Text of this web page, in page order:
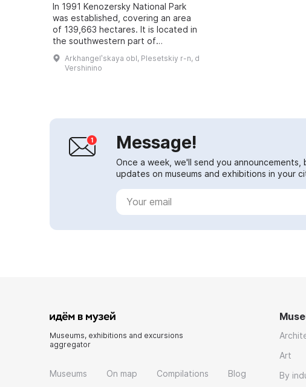
In 1991 Kenozersky National Park
was established, covering an area
of 139,663 hectares. It is located in
the southwestern part of
Arkhangelsk Oblast within the
territories of Plesetsky and
Arkhangelʹskaya obl, Plesetskiy r-n, d
Vershinino
Message!
Once a week, we'll send you announcements,
updates on museums and exhibitions in your
Museums, exhibitions and excursions
aggregator
Museums On map Compilations Blog
Art
By